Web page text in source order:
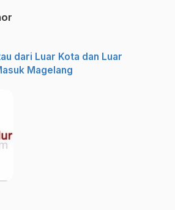
dari Luar Kota dan Luar
Magelang